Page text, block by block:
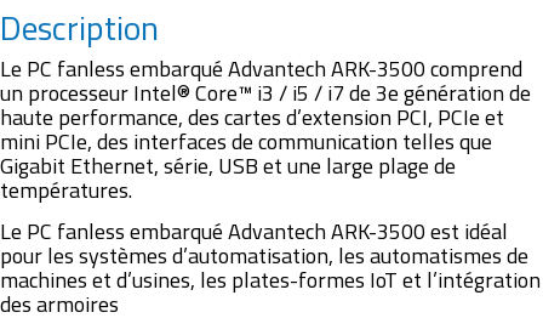
Description
Le PC fanless embarqué Advantech ARK-3500 comprend
un processeur Intel® Core™ i3 / i5 / i7 de 3e génération de
haute performance, des cartes d’extension PCI, PCIe et
mini PCIe, des interfaces de communication telles que
Gigabit Ethernet, série, USB et une large plage de
températures.
Le PC fanless embarqué Advantech ARK-3500 est idéal
pour les systèmes d’automatisation, les automatismes de
machines et d’usines, les plates-formes IoT et l’intégration
des armoires